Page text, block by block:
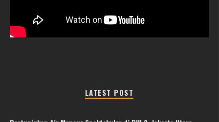
LATEST POST